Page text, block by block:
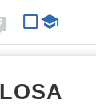
avanzada